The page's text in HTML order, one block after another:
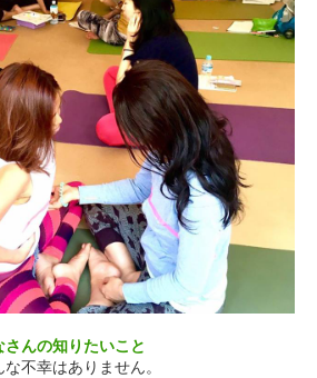
んの知りたいこと
不幸はありません。